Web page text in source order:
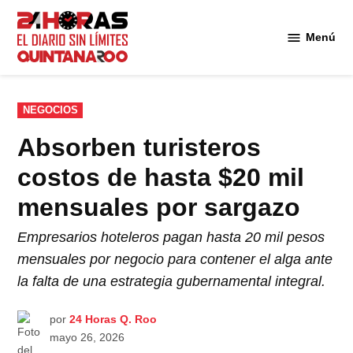
Saltar
contenido
Menú
PUBLICADO
EN
NEGOCIOS
Absorben turisteros
costos de hasta $20 mil
mensuales por sargazo
Empresarios hoteleros pagan hasta 20 mil pesos
mensuales por negocio para contener el alga ante
la falta de una estrategia gubernamental integral.
por 24 Horas Q. Roo
mayo 26, 2026